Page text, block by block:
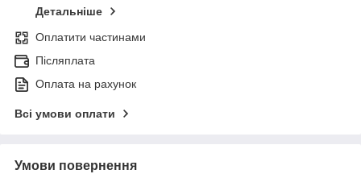
Детальніше
Оплатити частинами
Післяплата
Оплата на рахунок
Всі умови оплати
Умови повернення